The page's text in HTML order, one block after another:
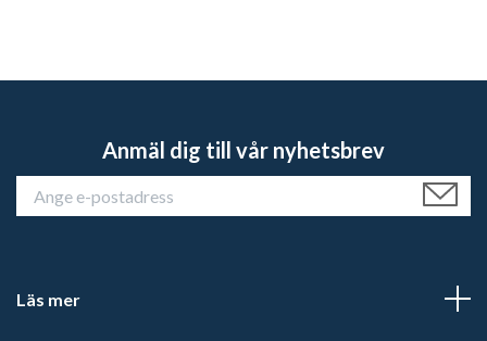
Anmäl dig till vår nyhetsbrev
Läs mer